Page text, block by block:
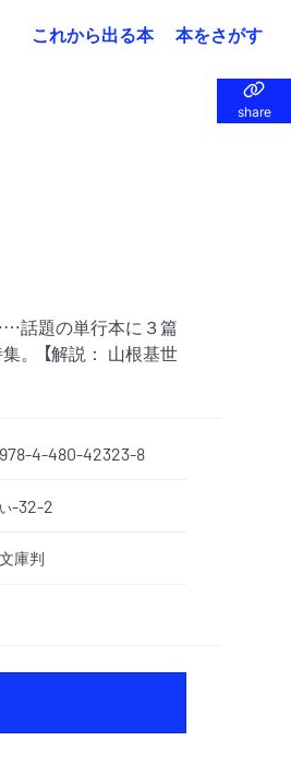
これから出る本 本をさがす
share
share
話題の単行本に３篇
。 【解説： 山根基世
978-4-480-42323-8
い-32-2
文庫判